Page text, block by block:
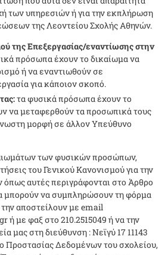
των υπηρεσιών ή για την εκπλήρωση
της Λεοντείου Σχολής Αθηνών.
της Επεξεργασίας/εναντίωσης στην
πρόσωπα έχουν το δικαίωμα να
ή να εναντιωθούν σε
για κάποιον σκοπό.
τα φυσικά πρόσωπα έχουν το
να μεταφερθούν τα προσωπικά τους
μορφή σε άλλον Υπεύθυνο
των φυσικών προσώπων,
του Γενικού Κανονισμού για την
αυτές περιγράφονται στο Άρθρο
μπορούν να συμπληρώσουν τη φόρμα
αποστείλουν με email
grή με φαξ στο 210.2515049 ή να την
μας στη διεύθυνση : Νεϊγύ 17 11143
Δεδομένων του σχολείου,